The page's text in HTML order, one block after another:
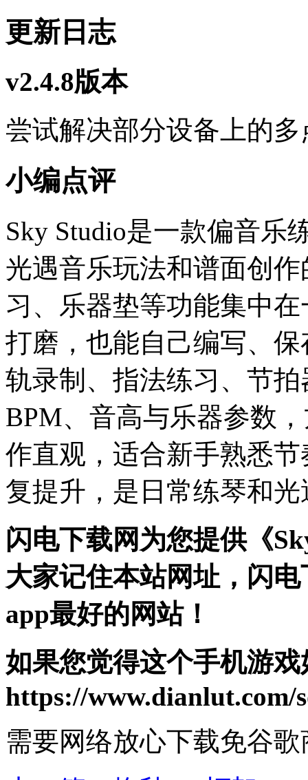
更新日志
v2.4.8版本
尝试解决部分设备上的
小编点评
Sky Studio是一款偏音乐
光遇音乐玩法和谱面创
习、乐器垫等功能集中
打磨，也能自己编写、
轨录制、指法练习、节
BPM、音高与乐器参数
作直观，适合新手熟悉
复提升，是日常练琴和
闪电下载网为您提供《
大家记住本站网址，闪
app最好的网站！
如果您觉得这个手机游
https://www.dianlut.com/
需要网络放心下载免谷歌